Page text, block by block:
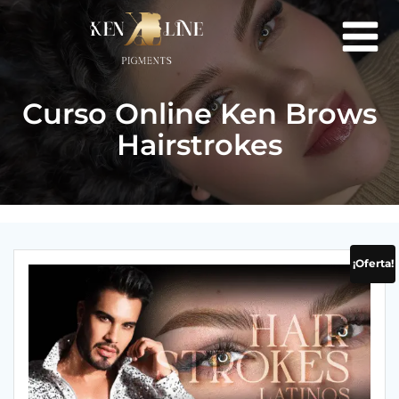
Saltar
Curso Online Ken Brows
Hairstrokes
¡Oferta!